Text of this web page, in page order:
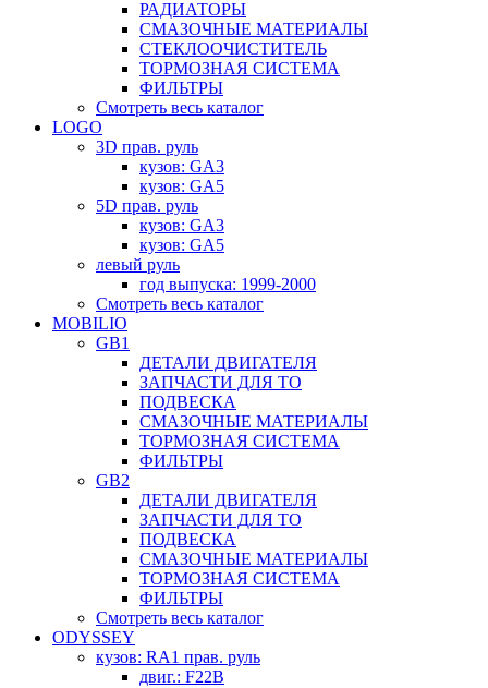
РАДИАТОРЫ
СМАЗОЧНЫЕ МАТЕРИАЛЫ
СТЕКЛООЧИСТИТЕЛЬ
ТОРМОЗНАЯ СИСТЕМА
ФИЛЬТРЫ
Смотреть весь каталог
LOGO
3D прав. руль
кузов: GA3
кузов: GA5
5D прав. руль
кузов: GA3
кузов: GA5
левый руль
год выпуска: 1999-2000
Смотреть весь каталог
MOBILIO
GB1
ДЕТАЛИ ДВИГАТЕЛЯ
ЗАПЧАСТИ ДЛЯ ТО
ПОДВЕСКА
СМАЗОЧНЫЕ МАТЕРИАЛЫ
ТОРМОЗНАЯ СИСТЕМА
ФИЛЬТРЫ
GB2
ДЕТАЛИ ДВИГАТЕЛЯ
ЗАПЧАСТИ ДЛЯ ТО
ПОДВЕСКА
СМАЗОЧНЫЕ МАТЕРИАЛЫ
ТОРМОЗНАЯ СИСТЕМА
ФИЛЬТРЫ
Смотреть весь каталог
ODYSSEY
кузов: RA1 прав. руль
двиг.: F22B